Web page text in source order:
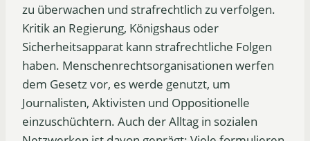
zu überwachen und strafrechtlich zu verfolgen.
Kritik an Regierung, Königshaus oder
Sicherheitsapparat kann strafrechtliche Folgen
haben. Menschenrechtsorganisationen werfen
dem Gesetz vor, es werde genutzt, um
Journalisten, Aktivisten und Oppositionelle
einzuschüchtern. Auch der Alltag in sozialen